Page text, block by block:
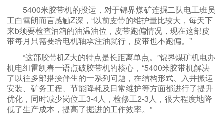
5400米胶带机的投运，对于锦界煤矿连掘二队电工班员
工白雪朗而言感触Z深，“以前皮带的维护量比较大，每天下
来b须要检查油箱的油温油位，皮带跑偏情况，现在这部皮
带每月只需要给电机轴承注油就行，皮带也不跑偏。”
“这部胶带机Z大的特点是长距离单点。”锦界煤矿机电办
机电组雷凯春一语点破胶带机的核心，“5400米胶带机解决
了以往多部搭接伴生的一系列问题，在结构形式、入井搬运
安装、矿务工程、节能降耗及日常维护等方面都进行了提升
优化，同时减少岗位工3-4人，检修工2-3人，很大程度地降
低了生产成本，提高了掘进的工作效率。”